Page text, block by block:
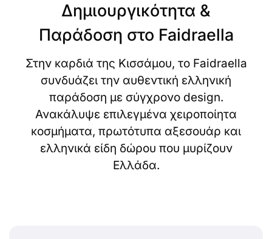
Δημιουργικότητα &
Παράδοση στο Faidraella
Στην καρδιά της Κισσάμου, το Faidraella
συνδυάζει την αυθεντική ελληνική
παράδοση με σύγχρονο design.
Ανακάλυψε επιλεγμένα χειροποίητα
κοσμήματα, πρωτότυπα αξεσουάρ και
ελληνικά είδη δώρου που μυρίζουν
Ελλάδα.